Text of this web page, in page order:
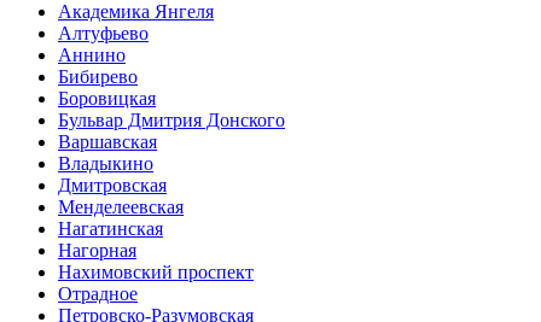
Академика Янгеля
Алтуфьево
Аннино
Бибирево
Боровицкая
Бульвар Дмитрия Донского
Варшавская
Владыкино
Дмитровская
Менделеевская
Нагатинская
Нагорная
Нахимовский проспект
Отрадное
Петровско-Разумовская